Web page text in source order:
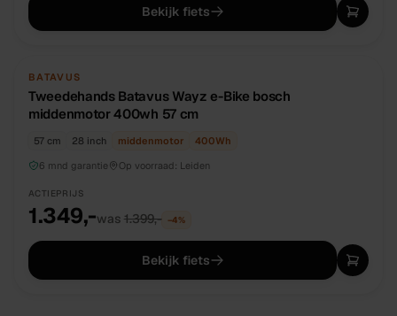
Bekijk fiets
TWEEDEHANDS
BATAVUS
Tweedehands Batavus Wayz e-Bike bosch
middenmotor 400wh 57 cm
57 cm 28 inch middenmotor 400Wh
6 mnd garantie
Op voorraad: Leiden
ACTIEPRIJS
1.349,-was 1.399,- −4%
Bekijk fiets